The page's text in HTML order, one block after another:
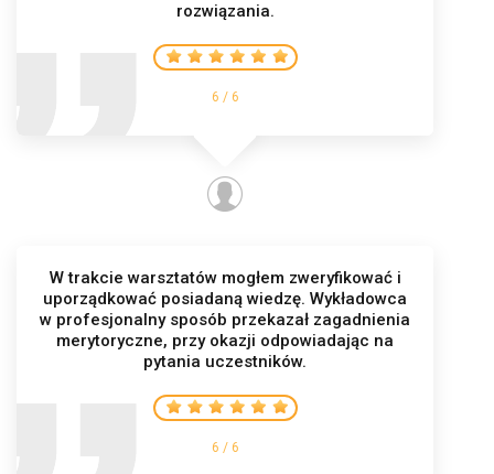
rozwiązania.
6 / 6
W trakcie warsztatów mogłem zweryfikować i
uporządkować posiadaną wiedzę. Wykładowca
w profesjonalny sposób przekazał zagadnienia
merytoryczne, przy okazji odpowiadając na
pytania uczestników.
6 / 6